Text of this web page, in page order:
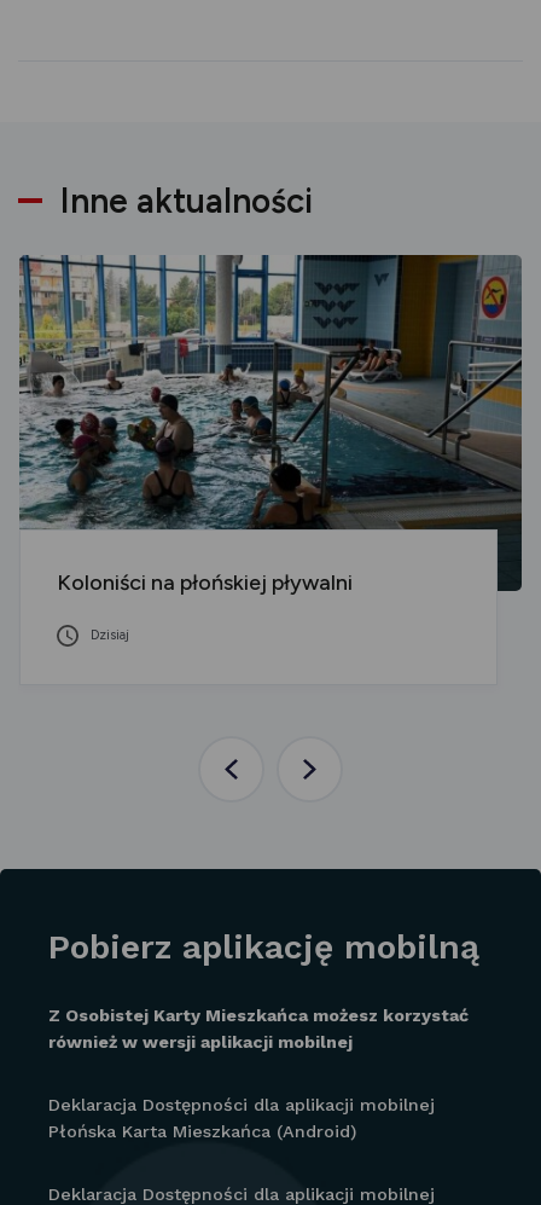
Inne aktualności
Koloniści na płońskiej pływalni
Dzisiaj
PoprzedniaNastępna
Pobierz aplikację mobilną
Z Osobistej Karty Mieszkańca możesz korzystać
również w wersji aplikacji mobilnej
Deklaracja Dostępności dla aplikacji mobilnej
Płońska Karta Mieszkańca (Android)
Deklaracja Dostępności dla aplikacji mobilnej